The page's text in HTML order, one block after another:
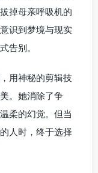
掉母亲呼吸机的
识到梦境与现实
告别。
用神秘的剪辑技
。她消除了争
柔的幻觉。但当
人时，终于选择